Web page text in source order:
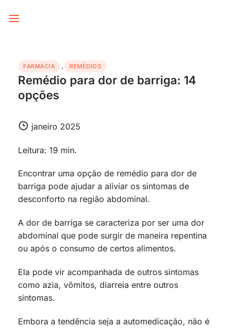
FARMÁCIA , REMÉDIOS
Remédio para dor de barriga: 14
opções
janeiro 2025
Leitura: 19 min.
Encontrar uma opção de remédio para dor de
barriga pode ajudar a aliviar os sintomas de
desconforto na região abdominal.
A dor de barriga se caracteriza por ser uma dor
abdominal que pode surgir de maneira repentina
ou após o consumo de certos alimentos.
Ela pode vir acompanhada de outros sintomas
como azia, vômitos, diarreia entre outros
sintomas.
Embora a tendência seja a automedicação, não é